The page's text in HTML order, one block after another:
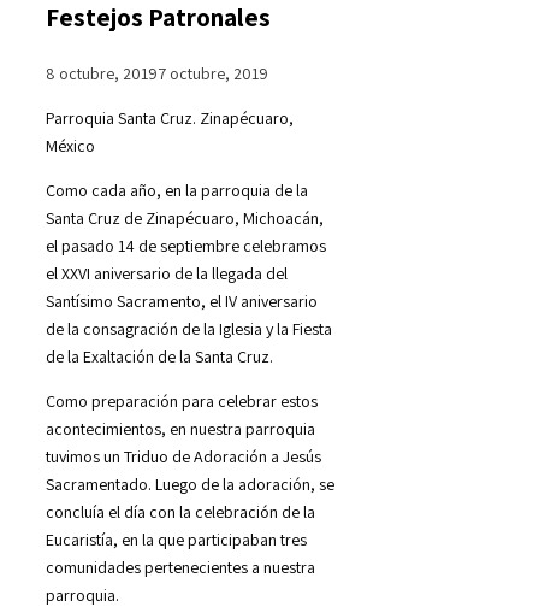
Festejos Patronales
8 octubre, 20197 octubre, 2019
Parroquia Santa Cruz. Zinapécuaro,
México
Como cada año, en la parroquia de la
Santa Cruz de Zinapécuaro, Michoacán,
el pasado 14 de septiembre celebramos
el XXVI aniversario de la llegada del
Santísimo Sacramento, el IV aniversario
de la consagración de la Iglesia y la Fiesta
de la Exaltación de la Santa Cruz.
Como preparación para celebrar estos
acontecimientos, en nuestra parroquia
tuvimos un Triduo de Adoración a Jesús
Sacramentado. Luego de la adoración, se
concluía el día con la celebración de la
Eucaristía, en la que participaban tres
comunidades pertenecientes a nuestra
parroquia.